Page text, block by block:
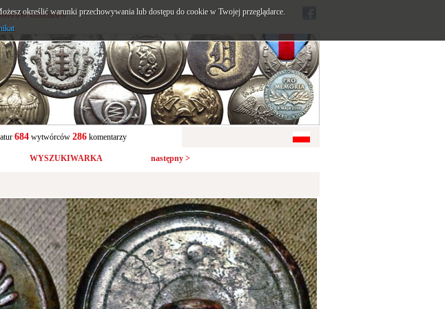
Guzików
684wytwórców 286komentarzy
WYSZUKIWARKA następny >
określić warunki przechowywania lub dostępu do cookie w Twojej przeglądarce.